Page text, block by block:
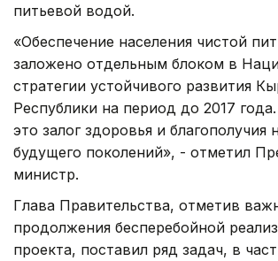
питьевой водой.
«Обеспечение населения чистой
заложено отдельным блоком в
стратегии устойчивого развития
Республики на период до 2017
это залог здоровья и благополучия
будущего поколений», - отметил
министр.
Глава Правительства, отметив
продолжения бесперебойной
проекта, поставил ряд задач, в